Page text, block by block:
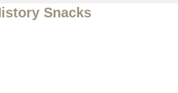
Snacks